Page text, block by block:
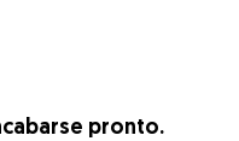
pronto.